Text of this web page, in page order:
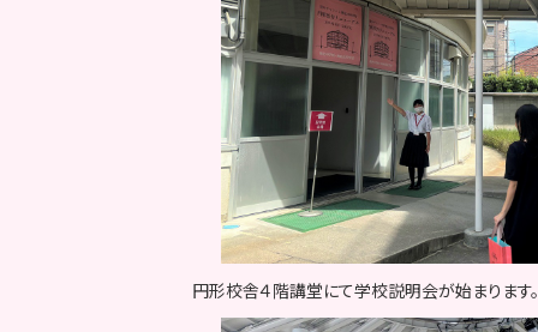
円形校舎４階講堂にて学校説明会が始まります